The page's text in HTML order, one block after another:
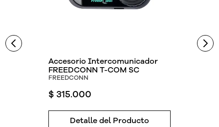
Accesorio Intercomunicador
FREEDCONN T-COM SC
FREEDCONN
$ 315.000
Detalle del Producto